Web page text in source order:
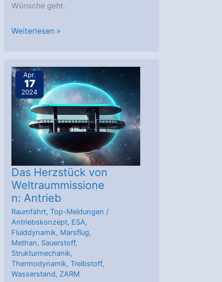
Wünsche geht.
AstroGeoPlänkel:
Fell
beobachten
Exoplaneten
Weiterlesen »
Apr.
17
2024
Das Herzstück von
Weltraummissione
n: Antrieb
Raumfahrt,Top-Meldungen /
Antriebskonzept, ESA,
Fluiddynamik, Marsflug,
Methan, Sauerstoff,
Strukturmechanik,
Thermodynamik,Treibstoff,
Wasserstand, ZARM